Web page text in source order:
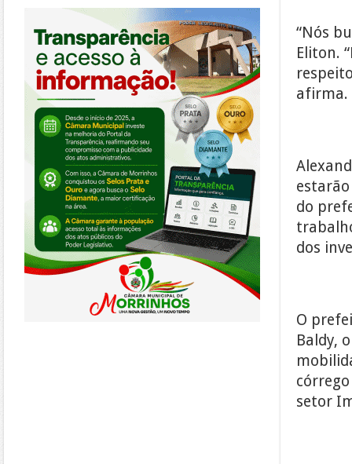
“Nós
Eliton.
afirma.
do
dos
O
Baldy,
setor
https://morrinhos.go.leg.br/